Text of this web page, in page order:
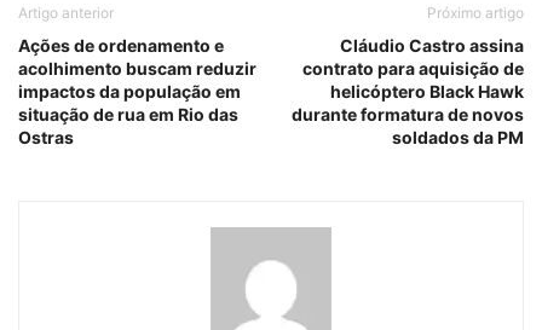
Artigo anterior
Ações de ordenamento e
acolhimento buscam reduzir
impactos da população em
situação de rua em Rio das
Ostras
Próximo artigo
Cláudio Castro assina
contrato para aquisição de
helicóptero Black Hawk
durante formatura de novos
soldados da PM